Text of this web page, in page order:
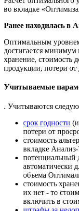
во вкладке
Ранее находилась в
Оптимальным уровнем
достигается минимум
хранение, стоимость
продукции, потери от
Учитываемые
. Учитываются
срок годности
потери от
стоимость
вкладке
потенциальный
автоматически
объема
стоимость
их нет - то
включить в